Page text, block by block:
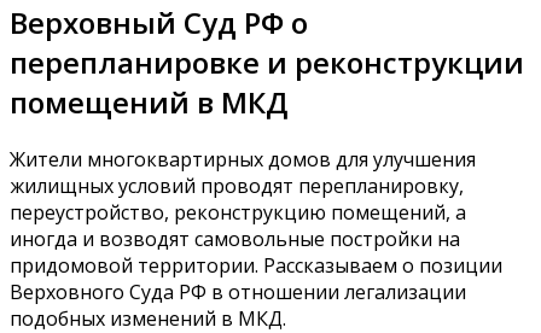
Верховный Суд РФ о
перепланировке и реконструкции
помещений в МКД
Жители многоквартирных домов для улучшения
жилищных условий проводят перепланировку,
переустройство, реконструкцию помещений, а
иногда и возводят самовольные постройки на
придомовой территории. Рассказываем о позиции
Верховного Суда РФ в отношении легализации
подобных изменений в МКД.